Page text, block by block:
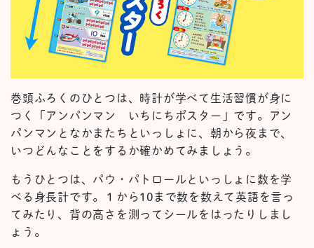
巻頭ふろくのひとつは、時計が学べて生活習慣が身に
つく「アンパンマン いちにちポスター」です。アン
パンマンとなかまたちといっしょに、朝から夜まで、
いつどんなことをするか確かめてみましょう。
もうひとつは、パウ・パトロールといっしょに数を学
べる身長計です。１から10まで数を数えて英語を言っ
てみたり、背の高さを測ってシールをはったりしまし
ょう。